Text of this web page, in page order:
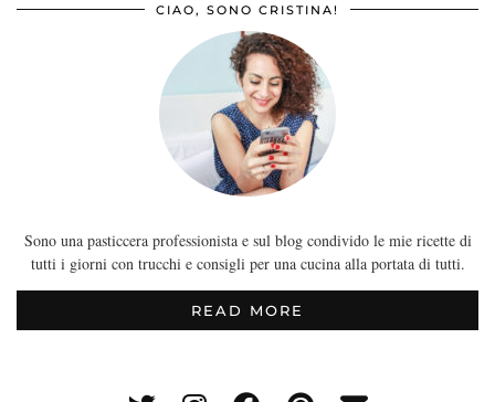
CIAO, SONO CRISTINA!
Sono una pasticcera professionista e sul blog condivido le mie ricette di
tutti i giorni con trucchi e consigli per una cucina alla portata di tutti.
READ MORE